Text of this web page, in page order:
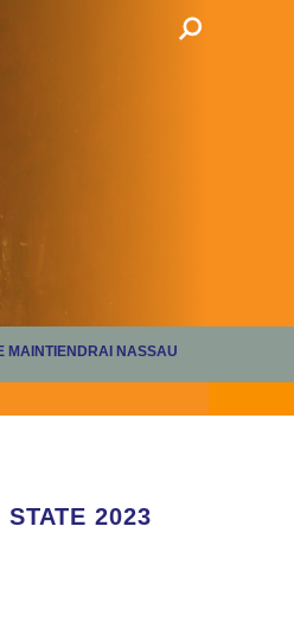
MAINTIENDRAI NASSAU
2023